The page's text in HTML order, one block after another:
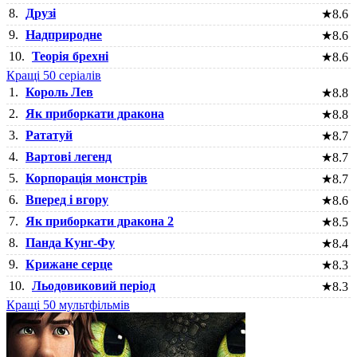
8.
Друзі ★8.6
9. Надприродне ★8.6
10. Теорія брехні ★8.6
Кращі 50 серіалів
1. Король Лев ★8.8
2.
Як приборкати дракона ★8.8
3. Рататуй ★8.7
4. Вартові легенд ★8.7
5. Корпорація монстрів ★8.7
6. Вперед і вгору ★8.6
7.
Як приборкати дракона 2 ★8.5
8. Панда Кунг-Фу ★8.4
9. Крижане серце ★8.3
10. Льодовиковий період ★8.3
Кращі 50 мультфільмів